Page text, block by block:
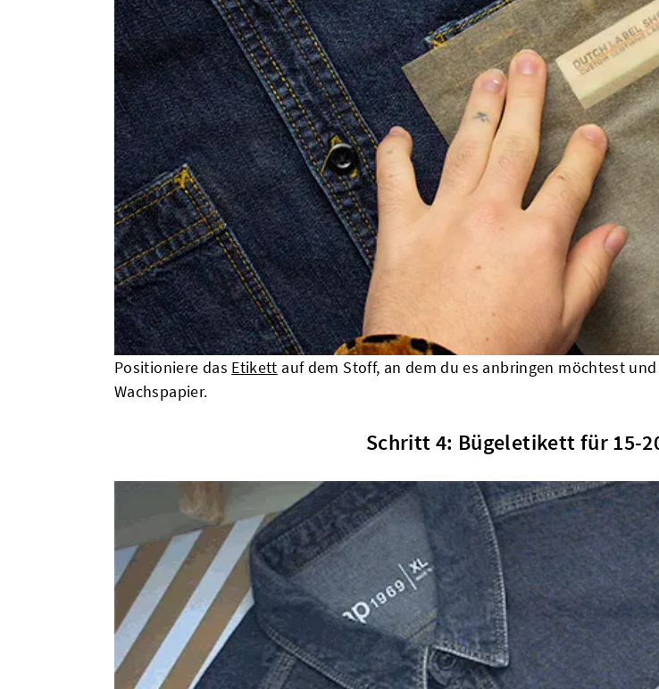
Positioniere das Etikett auf dem Stoff, an dem du es anbringen möchtest
Wachspapier.
Schritt 4: Bügeletikett für 15-